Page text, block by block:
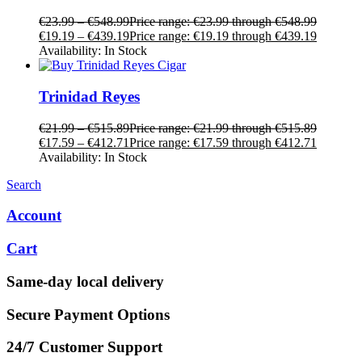
€23.99 – €548.99Price range: €23.99 through €548.99
€19.19 – €439.19Price range: €19.19 through €439.19
Availability: In Stock
Trinidad Reyes
€21.99 – €515.89Price range: €21.99 through €515.89
€17.59 – €412.71Price range: €17.59 through €412.71
Availability: In Stock
Search
Account
Cart
Same-day local delivery
Secure Payment Options
24/7 Customer Support